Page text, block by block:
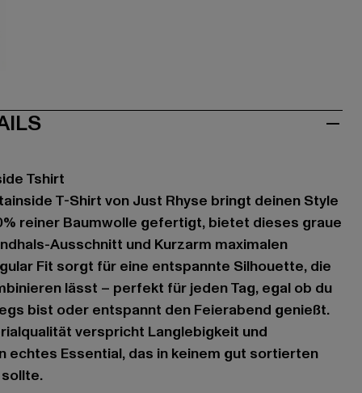
Tshirt
T-Shirt von Just Rhyse bringt deinen Style
reiner Baumwolle gefertigt, bietet dieses graue
Ausschnitt und Kurzarm maximalen
Fit sorgt für eine entspannte Silhouette, die
lässt – perfekt für jeden Tag, egal ob du
bist oder entspannt den Feierabend genießt.
verspricht Langlebigkeit und
echtes Essential, das in keinem gut sortierten